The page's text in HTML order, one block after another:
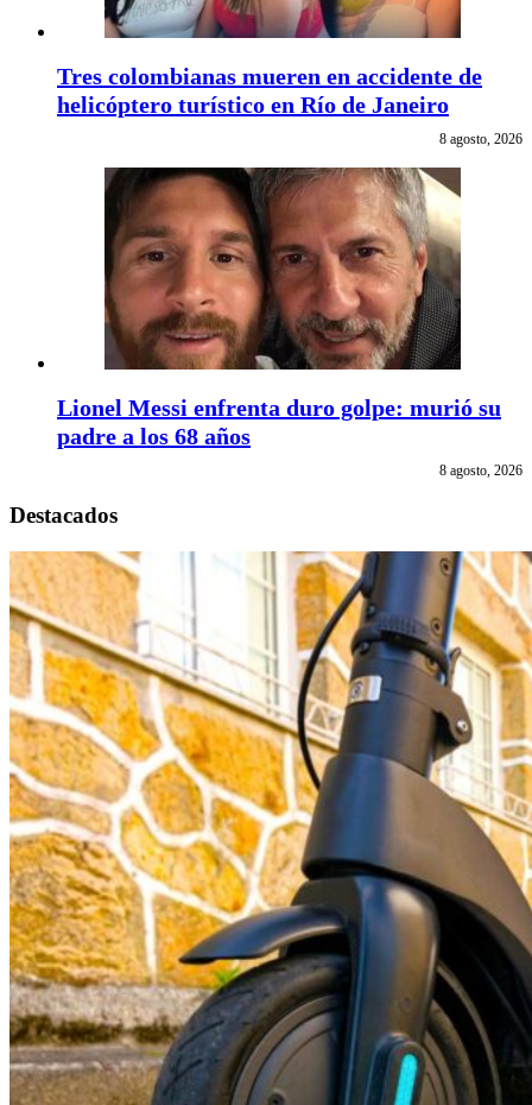
Tres colombianas mueren en accidente de
helicóptero turístico en Río de Janeiro
8 agosto, 2026
Lionel Messi enfrenta duro golpe: murió su
padre a los 68 años
8 agosto, 2026
Destacados